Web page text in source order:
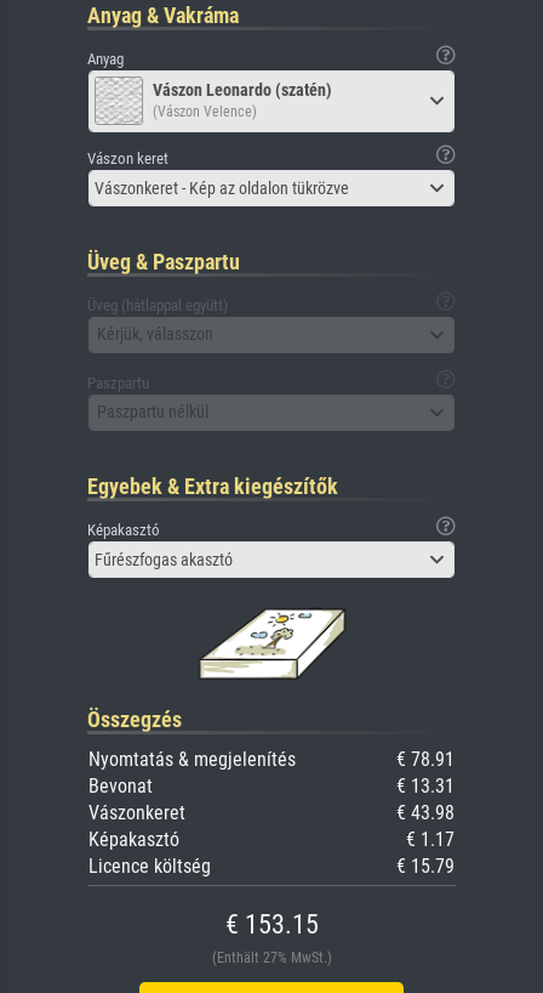
Anyag & Vakráma
Anyag
Vászon Leonardo (szatén)
(Vászon Velence)
Vászon keret
Vászonkeret - Kép az oldalon tükrözve
Üveg & Paszpartu
Üveg (hátlappal együtt)
Kérjük, válasszon
Paszpartu
Paszpartu nélkül
Egyebek & Extra kiegészítők
Képakasztó
Fűrészfogas akasztó
Összegzés
Nyomtatás & megjelenítés
€ 78.91
Bevonat
€ 13.31
Vászonkeret
€ 43.98
Képakasztó
€ 1.17
Licence költség
€ 15.79
€ 153.15
(Enthält 27% MwSt.)